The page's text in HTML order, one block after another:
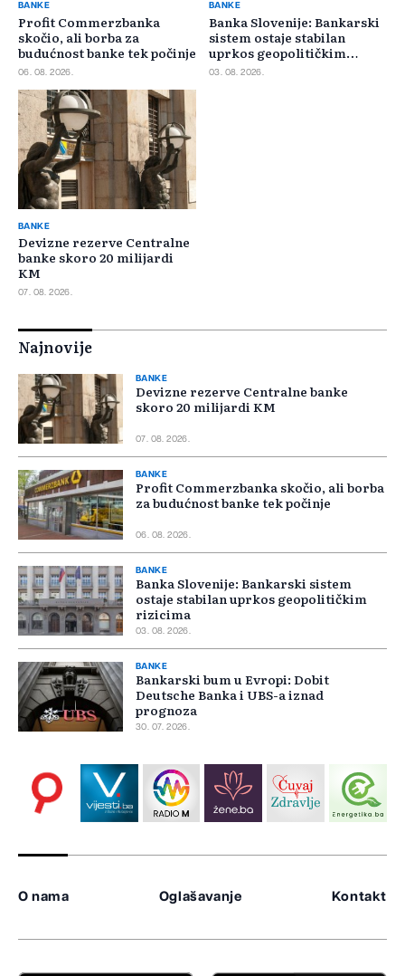
BANKE
Profit Commerzbanka
skočio, ali borba za
budućnost banke tek počinje
06. 08. 2026.
BANKE
Banka Slovenije: Bankarski
sistem ostaje stabilan
uprkos geopolitičkim
rizicima
03. 08. 2026.
BANKE
Devizne rezerve Centralne
banke skoro 20 milijardi
KM
07. 08. 2026.
Najnovije
BANKE
Devizne rezerve Centralne banke
skoro 20 milijardi KM
07. 08. 2026.
BANKE
Profit Commerzbanka skočio, ali borba
za budućnost banke tek počinje
06. 08. 2026.
BANKE
Banka Slovenije: Bankarski sistem
ostaje stabilan uprkos geopolitičkim
rizicima
03. 08. 2026.
BANKE
Bankarski bum u Evropi: Dobit
Deutsche Banka i UBS-a iznad
prognoza
30. 07. 2026.
O nama Oglašavanje Kontakt